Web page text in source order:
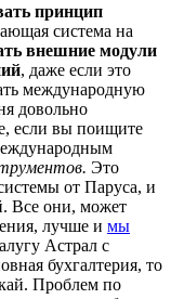
принцип
система на
внешние модули
, даже если это
международную
довольно
если вы поищите
Это
от Паруса, и
Все они, может
лучше и мы
Астрал с
бухгалтерия, то
Проблем по